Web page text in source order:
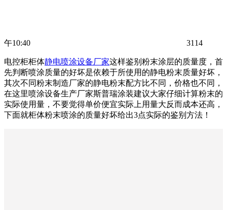
午10:40 3114
电控柜柜体静电喷涂设备厂家这样鉴别粉末涂层的质量度，首
先判断喷涂质量的好坏是依赖于所使用的静电粉末质量好坏，
其次不同粉末制造厂家的静电粉末配方比不同，价格也不同，
在这里喷涂设备生产厂家斯普瑞涂装建议大家仔细计算粉末的
实际使用量，不要觉得单价便宜实际上用量大反而成本还高，
下面就柜体粉末喷涂的质量好坏给出3点实际的鉴别方法！